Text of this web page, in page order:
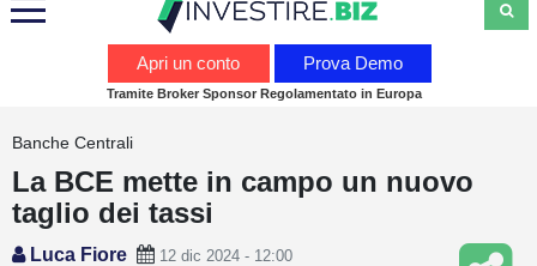
Webinar
Servizi
Apri un conto Prova Demo
Tramite Broker Sponsor Regolamentato in Europa
Banche Centrali
La BCE mette in campo un nuovo
taglio dei tassi
Luca Fiore
12 dic 2024 - 12:00